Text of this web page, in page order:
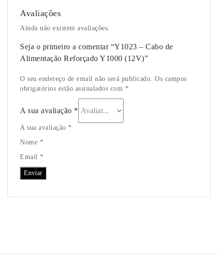
Avaliações
Ainda não existem avaliações.
Seja o primeiro a comentar “Y1023 – Cabo de
Alimentação Reforçado Y1000 (12V)”
O seu endereço de email não será publicado. Os campos
obrigatórios estão assinalados com *
A sua avaliação *
A sua avaliação *
Nome *
Email *